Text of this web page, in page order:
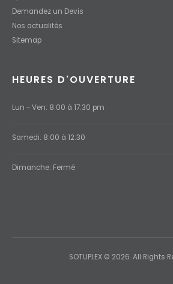
Demandez un Devis
Nos actualités
Sitemap
HEURES D'OUVERTURE
Lun - Ven: 8:00 à 17:30 pm
Samedi: 8:00 à 12:30
Dimanche: Fermé
SOTUPLEX © 2026. All Rights